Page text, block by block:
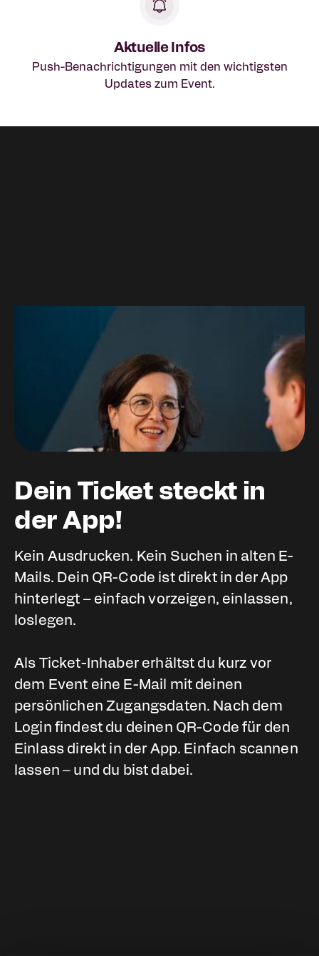
Aktuelle Infos
Push-Benachrichtigungen mit den wichtigsten
Updates zum Event.
Dein Ticket steckt in
der App!
Kein Ausdrucken. Kein Suchen in alten E-
Mails. Dein QR-Code ist direkt in der App
hinterlegt – einfach vorzeigen, einlassen,
loslegen.
Als Ticket-Inhaber erhältst du kurz vor
dem Event eine E-Mail mit deinen
persönlichen Zugangsdaten. Nach dem
Login findest du deinen QR-Code für den
Einlass direkt in der App. Einfach scannen
lassen – und du bist dabei.